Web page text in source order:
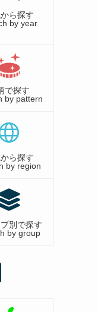
ら探す
by year
で探す
by pattern
ら探す
by region
別で探す
by group